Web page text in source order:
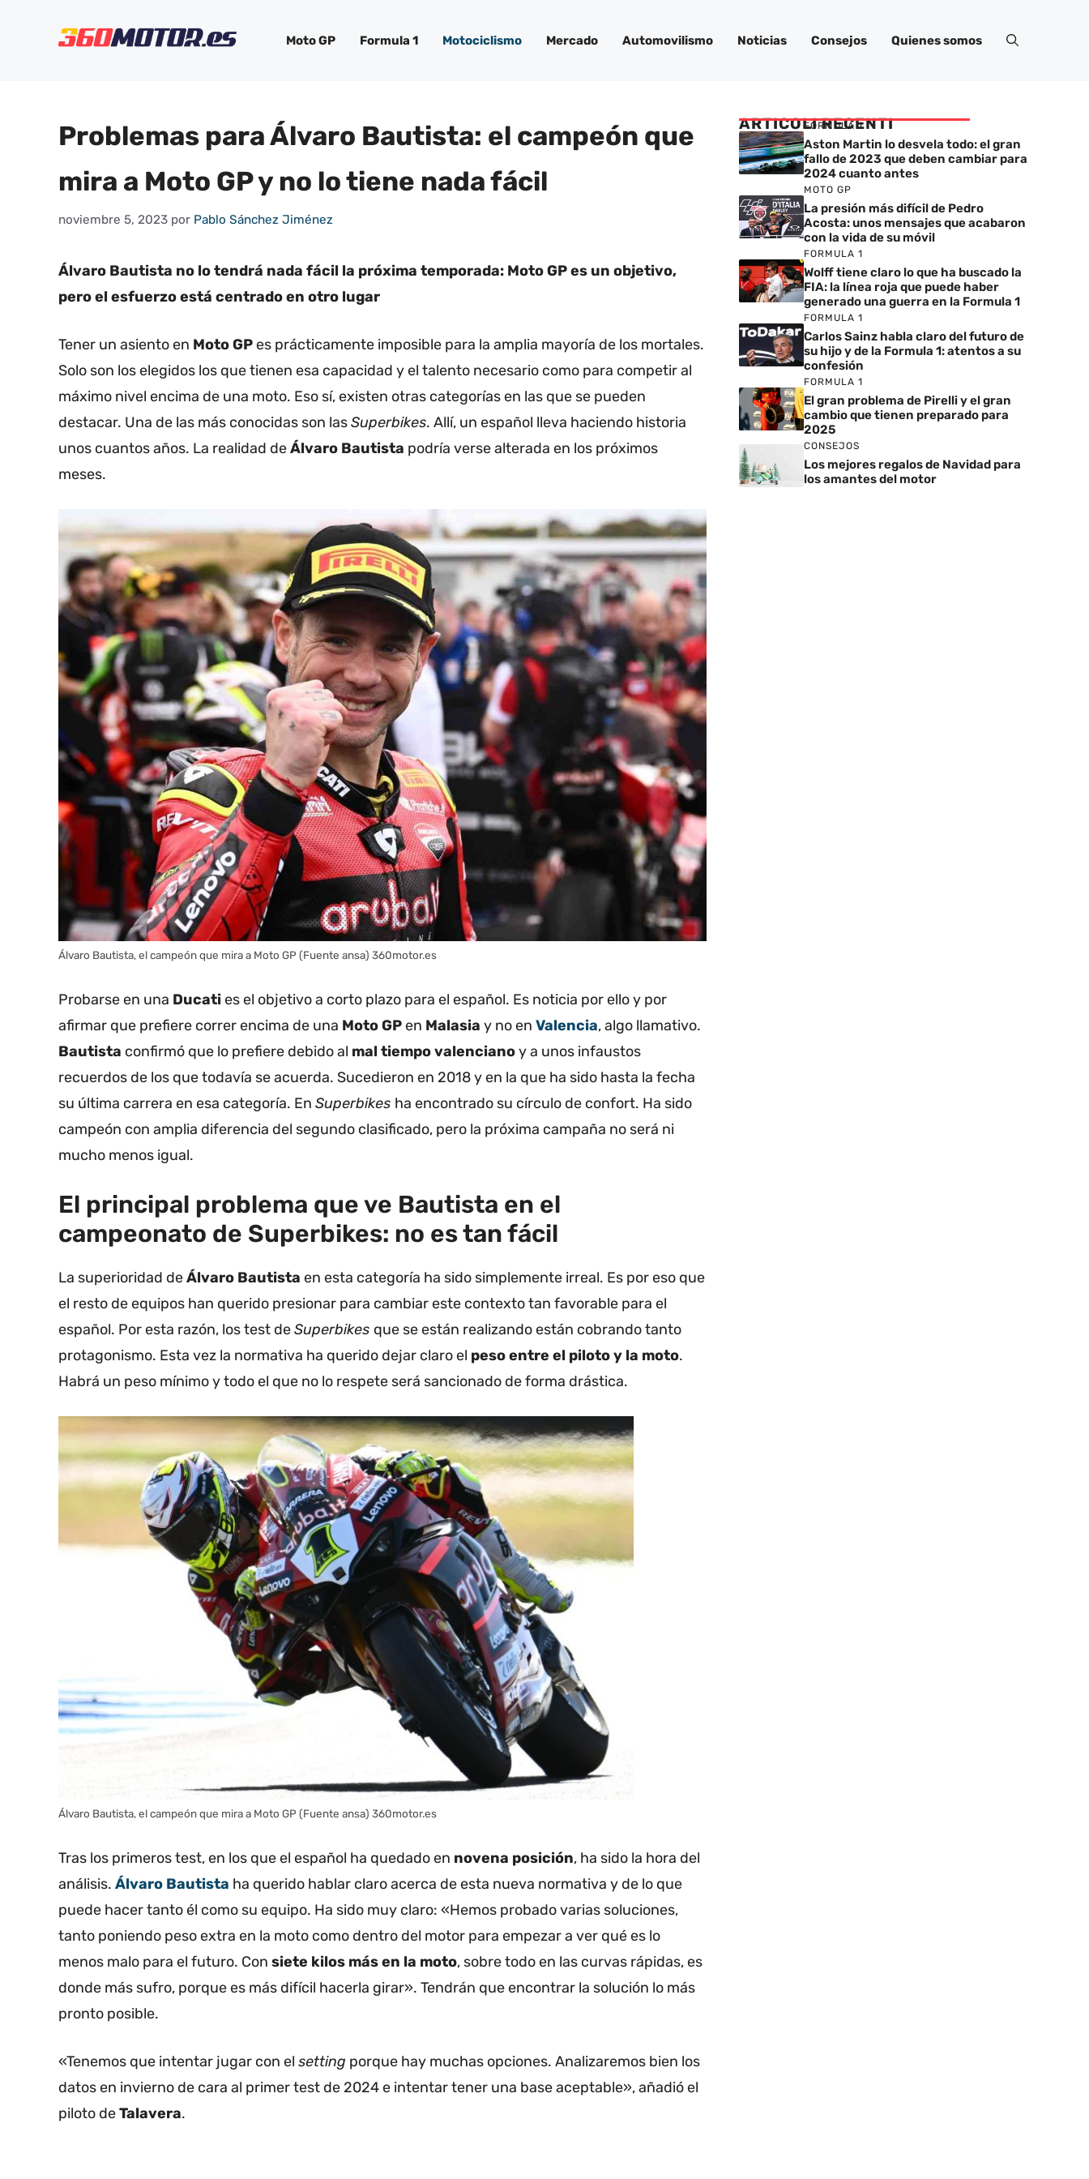
Moto GP Formula 1 Motociclismo Mercado Automovilismo Noticias Consejos Quienes somos
Problemas para Álvaro Bautista: el campeón que
mira a Moto GP y no lo tiene nada fácil
noviembre 5, 2023 por Pablo Sánchez Jiménez
Álvaro Bautista no lo tendrá nada fácil la próxima temporada: Moto GP es un objetivo,
pero el esfuerzo está centrado en otro lugar
Tener un asiento en Moto GPes prácticamente imposible para la amplia mayoría de los mortales.
Solo son los elegidos los que tienen esa capacidad y el talento necesario como para competir al
máximo nivel encima de una moto. Eso sí, existen otras categorías en las que se pueden
destacar. Una de las más conocidas son lasSuperbikes. Allí, un español lleva haciendo historia
unos cuantos años. La realidad deÁlvaro Bautista podría verse alterada en los próximos
meses.
Álvaro Bautista, el campeón que mira a Moto GP (Fuente ansa) 360motor.es
Probarse en una Ducati es el objetivo a corto plazo para el español. Es noticia por ello y por
afirmar que prefiere correr encima de una Moto GPen Malasia y no en Valencia, algo llamativo.
Bautista confirmó que lo prefiere debido al mal tiempo valencianoy a unos infaustos
recuerdos de los que todavía se acuerda. Sucedieron en 2018 y en la que ha sido hasta la fecha
su última carrera en esa categoría. En Superbikes ha encontrado su círculo de confort. Ha sido
campeón con amplia diferencia del segundo clasificado, pero la próxima campaña no será ni
mucho menos igual.
El principal problema que ve Bautista en el
campeonato de Superbikes: no es tan fácil
La superioridad deÁlvaro Bautista en esta categoría ha sido simplemente irreal. Es por eso que
el resto de equipos han querido presionar para cambiar este contexto tan favorable para el
español. Por esta razón, los test deSuperbikes que se están realizando están cobrando tanto
protagonismo. Esta vez la normativa ha querido dejar claro el peso entre el piloto y la moto.
Habrá un peso mínimo y todo el que no lo respete será sancionado de forma drástica.
Álvaro Bautista, el campeón que mira a Moto GP (Fuente ansa) 360motor.es
Tras los primeros test, en los que el español ha quedado en novena posición, ha sido la hora del
análisis. Álvaro Bautista ha querido hablar claro acerca de esta nueva normativa y de lo que
puede hacer tanto él como su equipo. Ha sido muy claro: «Hemos probado varias soluciones,
tanto poniendo peso extra en la moto como dentro del motor para empezar a ver qué es lo
menos malo para el futuro. Con siete kilos más en la moto, sobre todo en las curvas rápidas, es
donde más sufro, porque es más difícil hacerla girar». Tendrán que encontrar la solución lo más
pronto posible.
«Tenemos que intentar jugar con el setting porque hay muchas opciones. Analizaremos bien los
datos en invierno de cara al primer test de 2024 e intentar tener una base aceptable», añadió el
piloto deTalavera.
ARTICOLI RECENTI
FORMULA 1
Aston Martin lo desvela todo: el gran
fallo de 2023 que deben cambiar para
2024 cuanto antes
MOTO GP
La presión más difícil de Pedro
Acosta: unos mensajes que acabaron
con la vida de su móvil
FORMULA 1
Wolff tiene claro lo que ha buscado la
FIA: la línea roja que puede haber
generado una guerra en la Formula 1
FORMULA 1
Carlos Sainz habla claro del futuro de
su hijo y de la Formula 1: atentos a su
confesión
FORMULA 1
El gran problema de Pirelli y el gran
cambio que tienen preparado para
2025
CONSEJOS
Los mejores regalos de Navidad para
los amantes del motor